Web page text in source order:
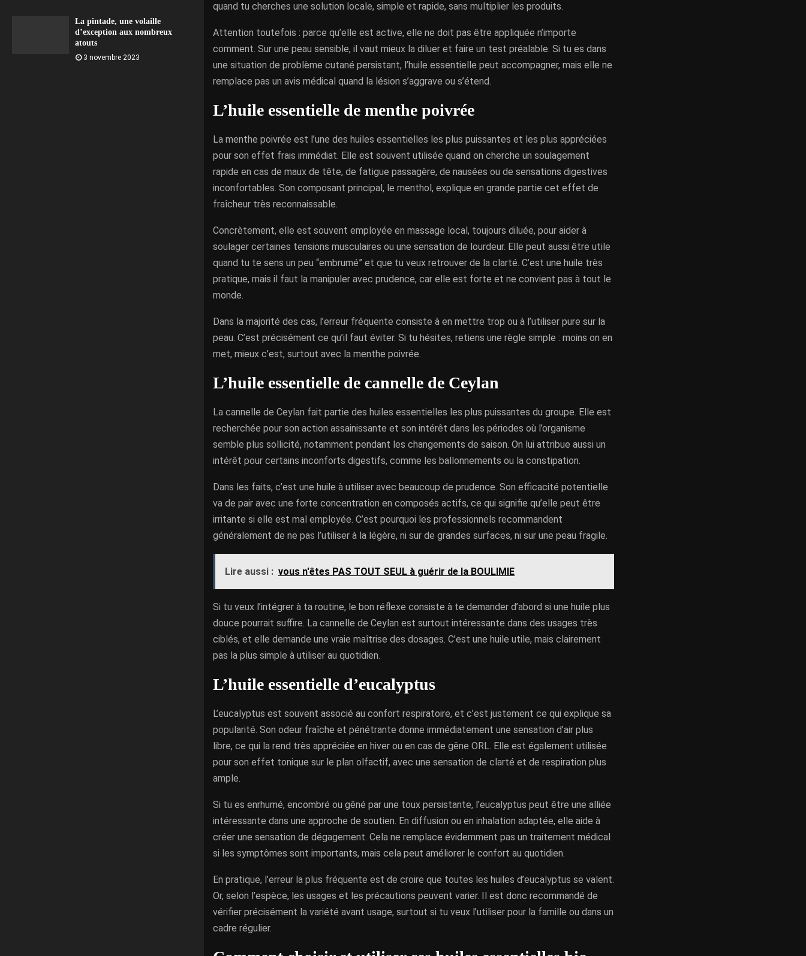
La pintade, une volaille
d’exception aux nombreux
atouts
3 novembre 2023
quand tu cherches une solution locale, simple et rapide, sans multiplier les produits.
Attention toutefois : parce qu’elle est active, elle ne doit pas être appliquée n’importe
comment. Sur une peau sensible, il vaut mieux la diluer et faire un test préalable. Si tu es dans
une situation de problème cutané persistant, l’huile essentielle peut accompagner, mais elle ne
remplace pas un avis médical quand la lésion s’aggrave ou s’étend.
L’huile essentielle de menthe poivrée
La menthe poivrée est l’une des huiles essentielles les plus puissantes et les plus appréciées
pour son effet frais immédiat. Elle est souvent utilisée quand on cherche un soulagement
rapide en cas de maux de tête, de fatigue passagère, de nausées ou de sensations digestives
inconfortables. Son composant principal, le menthol, explique en grande partie cet effet de
fraîcheur très reconnaissable.
Concrètement, elle est souvent employée en massage local, toujours diluée, pour aider à
soulager certaines tensions musculaires ou une sensation de lourdeur. Elle peut aussi être utile
quand tu te sens un peu “embrumé” et que tu veux retrouver de la clarté. C’est une huile très
pratique, mais il faut la manipuler avec prudence, car elle est forte et ne convient pas à tout le
monde.
Dans la majorité des cas, l’erreur fréquente consiste à en mettre trop ou à l’utiliser pure sur la
peau. C’est précisément ce qu’il faut éviter. Si tu hésites, retiens une règle simple : moins on en
met, mieux c’est, surtout avec la menthe poivrée.
L’huile essentielle de cannelle de Ceylan
La cannelle de Ceylan fait partie des huiles essentielles les plus puissantes du groupe. Elle est
recherchée pour son action assainissante et son intérêt dans les périodes où l’organisme
semble plus sollicité, notamment pendant les changements de saison. On lui attribue aussi un
intérêt pour certains inconforts digestifs, comme les ballonnements ou la constipation.
Dans les faits, c’est une huile à utiliser avec beaucoup de prudence. Son efficacité potentielle
va de pair avec une forte concentration en composés actifs, ce qui signifie qu’elle peut être
irritante si elle est mal employée. C’est pourquoi les professionnels recommandent
généralement de ne pas l’utiliser à la légère, ni sur de grandes surfaces, ni sur une peau fragile.
Lire aussi : vous n'êtes PAS TOUT SEUL à guérir de la BOULIMIE
Si tu veux l’intégrer à ta routine, le bon réflexe consiste à te demander d’abord si une huile plus
douce pourrait suffire. La cannelle de Ceylan est surtout intéressante dans des usages très
ciblés, et elle demande une vraie maîtrise des dosages. C’est une huile utile, mais clairement
pas la plus simple à utiliser au quotidien.
L’huile essentielle d’eucalyptus
L’eucalyptus est souvent associé au confort respiratoire, et c’est justement ce qui explique sa
popularité. Son odeur fraîche et pénétrante donne immédiatement une sensation d’air plus
libre, ce qui la rend très appréciée en hiver ou en cas de gêne ORL. Elle est également utilisée
pour son effet tonique sur le plan olfactif, avec une sensation de clarté et de respiration plus
ample.
Si tu es enrhumé, encombré ou gêné par une toux persistante, l’eucalyptus peut être une alliée
intéressante dans une approche de soutien. En diffusion ou en inhalation adaptée, elle aide à
créer une sensation de dégagement. Cela ne remplace évidemment pas un traitement médical
si les symptômes sont importants, mais cela peut améliorer le confort au quotidien.
En pratique, l’erreur la plus fréquente est de croire que toutes les huiles d’eucalyptus se valent.
Or, selon l’espèce, les usages et les précautions peuvent varier. Il est donc recommandé de
vérifier précisément la variété avant usage, surtout si tu veux l’utiliser pour la famille ou dans un
cadre régulier.